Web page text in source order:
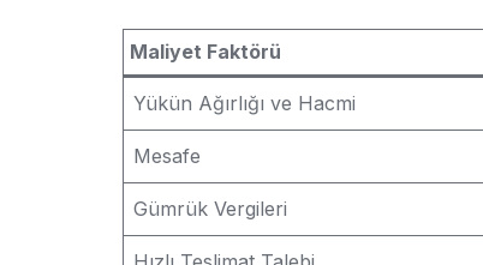
Maliyet Faktörü
Yükün Ağırlığı ve Hacmi
Mesafe
Gümrük Vergileri